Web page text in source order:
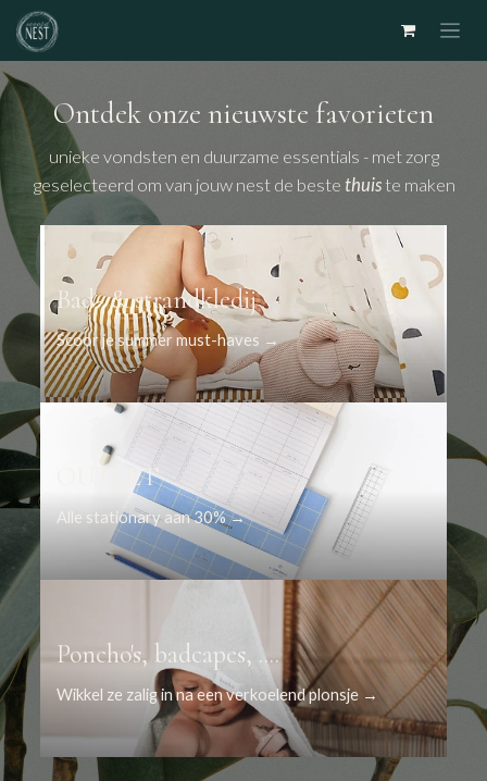
Overslaan naar inhoud
Ontdek onze nieuwste favorieten
unieke vondsten en duurzame essentials - met zorg
geselecteerd om van jouw nest de beste thuiste maken
Bad- & strandkledij
Scoor je summer must-haves →
OUTLET
Alle stationary aan 30% →
Poncho's, badcapes, ....
Wikkel ze zalig in na een verkoelend plonsje →